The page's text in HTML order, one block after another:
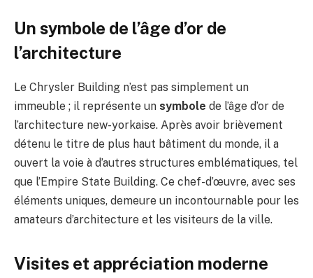
Un symbole de l’âge d’or de
l’architecture
Le Chrysler Building n’est pas simplement un
immeuble ; il représente un symbole de l’âge d’or de
l’architecture new-yorkaise. Après avoir brièvement
détenu le titre de plus haut bâtiment du monde, il a
ouvert la voie à d’autres structures emblématiques, tel
que l’Empire State Building. Ce chef-d’œuvre, avec ses
éléments uniques, demeure un incontournable pour les
amateurs d’architecture et les visiteurs de la ville.
Visites et appréciation moderne